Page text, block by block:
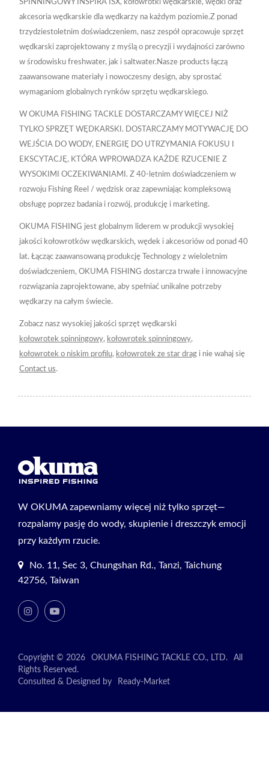
SPINNINGOWY INSPIRA ISX, kołowrotki wędkarskie, wędki oraz
akcesoria wędkarskie dla wędkarzy na każdym poziomie.Z ponad
trzydziestoletnim doświadczeniem, nasz zespół opracowuje sprzęt
wędkarski zaprojektowany z myślą o precyzji i wydajności zarówno
w środowisku freshwater, jak i saltwater.Nasze products łączą
zaawansowane materiały i nowoczesny design, aby sprostać
wymaganiom globalnych rynków sprzętu wędkarskiego.
W OKUMA FISHING TACKLE DOSTARCZAMY WIĘCEJ NIŻ
TYLKO SPRZĘT WĘDKARSKI. DOSTARCZAMY MOTYWACJĘ DO
WEJŚCIA DO WODY, ENERGIĘ DO UTRZYMANIA FOKUSU I
EKSCYTACJĘ, KTÓRA WPROWADZA KAŻDE RZUCENIE Z
WYSOKIMI OCZEKIWANIAMI. Z 40-letnim doświadczeniem w
rozwoju Fishing Reel / wędzisk oraz zapewniając kompleksową
obsługę poprzez badania i rozwój, produkcję i marketing.
OKUMA FISHING jest globalnym liderem w produkcji wysokiej
jakości kołowrotków wędkarskich, wędek i akcesoriów od ponad 40
lat. Łącząc zaawansowaną produkcję Technology z wieloletnim
doświadczeniem, OKUMA FISHING dostarcza trwałe i innowacyjne
rozwiązania zaprojektowane, aby spełniać unikalne potrzeby
wędkarzy na całym świecie.
Zobacz nasz wysokiej jakości sprzęt wędkarski
kołowrotek spinningowy, kołowrotek spinningowy,
kołowrotek o niskim profilu, kołowrotek ze star drag i nie wahaj się
Contact us.
W OKUMA zapewniamy więcej niż tylko sprzęt—
rozpalamy pasję do wody, skupienie i dreszczyk emocji
przy każdym rzucie.
No. 11, Sec 3, Chungshan Rd., Tanzi, Taichung
42756, Taiwan
Copyright © 2026 OKUMA FISHING TACKLE CO., LTD.
All
Rights Reserved.
Consulted & Designed by
Ready-Market